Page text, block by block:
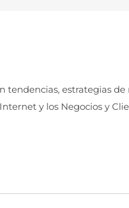
tendencias, estrategias
y los Negocios y